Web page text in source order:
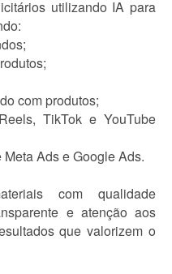
utilizando IA para
com produtos;
TikTok e YouTube
Ads e Google Ads.
com qualidade
e atenção aos
que valorizem o